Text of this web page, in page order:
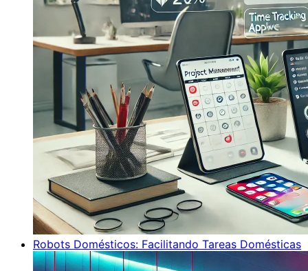
Robots Domésticos: Facilitando Tareas Domésticas